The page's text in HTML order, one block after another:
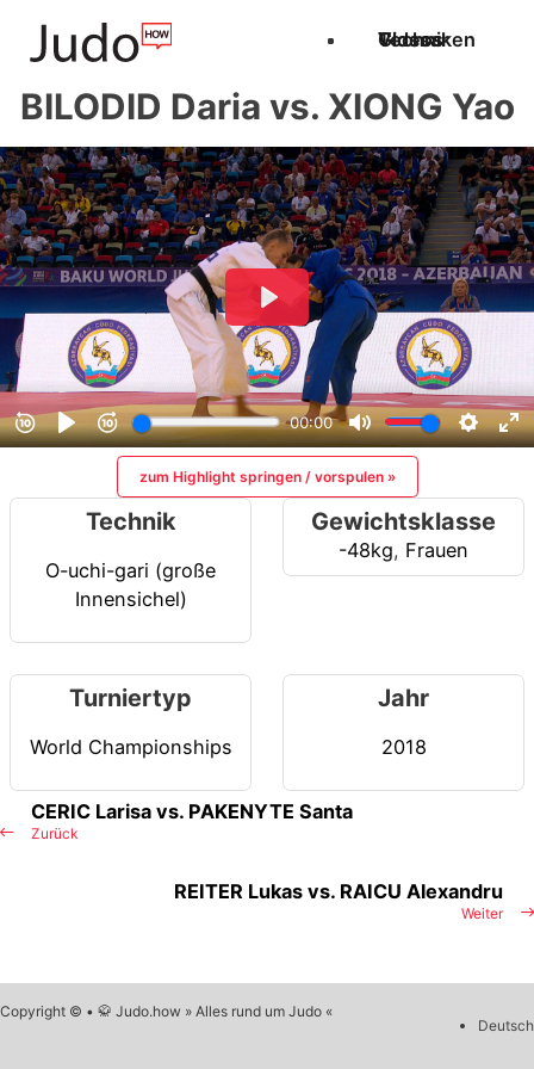
Techniken
Videos
Glossar
BILODID Daria vs. XIONG Yao
zum Highlight springen / vorspulen »
Technik
O-uchi-gari (große
Innensichel)
Gewichtsklasse
-48kg, Frauen
Turniertyp
World Championships
Jahr
2018
Zurück
CERIC Larisa vs. PAKENYTE Santa
Weiter
REITER Lukas vs. RAICU Alexandru
Copyright © • 🥋 Judo.how » Alles rund um Judo «
Deutsch